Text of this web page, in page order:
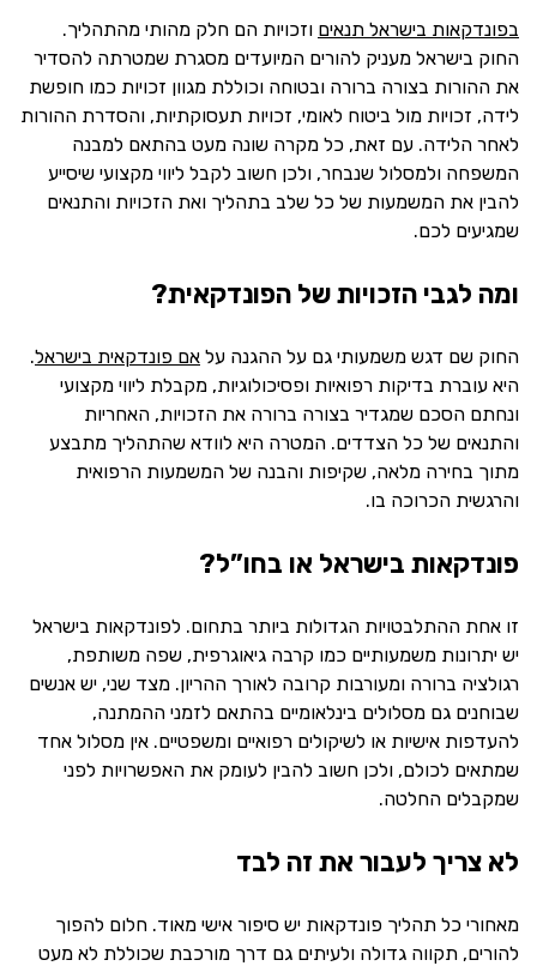
בפונדקאות בישראל תנאים וזכויות הם חלק מהותי מהתהליך.
החוק בישראל מעניק להורים המיועדים מסגרת שמטרתה להסדיר
את ההורות בצורה ברורה ובטוחה וכוללת מגוון זכויות כמו חופשת
לידה, זכויות מול ביטוח לאומי, זכויות תעסוקתיות, והסדרת ההורות
לאחר הלידה. עם זאת, כל מקרה שונה מעט בהתאם למבנה
המשפחה ולמסלול שנבחר, ולכן חשוב לקבל ליווי מקצועי שיסייע
להבין את המשמעות של כל שלב בתהליך ואת הזכויות והתנאים
שמגיעים לכם.
ומה לגבי הזכויות של הפונדקאית?
החוק שם דגש משמעותי גם על ההגנה על אם פונדקאית בישראל.
היא עוברת בדיקות רפואיות ופסיכולוגיות, מקבלת ליווי מקצועי
ונחתם הסכם שמגדיר בצורה ברורה את הזכויות, האחריות
והתנאים של כל הצדדים. המטרה היא לוודא שהתהליך מתבצע
מתוך בחירה מלאה, שקיפות והבנה של המשמעות הרפואית
והרגשית הכרוכה בו.
פונדקאות בישראל או בחו”ל?
זו אחת ההתלבטויות הגדולות ביותר בתחום. לפונדקאות בישראל
יש יתרונות משמעותיים כמו קרבה גיאוגרפית, שפה משותפת,
רגולציה ברורה ומעורבות קרובה לאורך ההריון. מצד שני, יש אנשים
שבוחנים גם מסלולים בינלאומיים בהתאם לזמני ההמתנה,
להעדפות אישיות או לשיקולים רפואיים ומשפטיים. אין מסלול אחד
שמתאים לכולם, ולכן חשוב להבין לעומק את האפשרויות לפני
שמקבלים החלטה.
לא צריך לעבור את זה לבד
מאחורי כל תהליך פונדקאות יש סיפור אישי מאוד. חלום להפוך
להורים, תקווה גדולה ולעיתים גם דרך מורכבת שכוללת לא מעט